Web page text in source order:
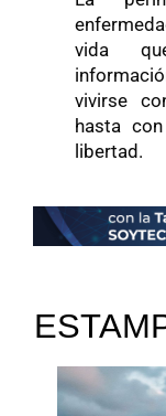
vida
vivirse
hasta
libertad.